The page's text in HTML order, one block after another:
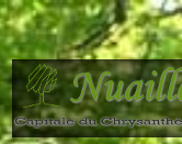
NUAILLÉ
Plan de Nuaillé